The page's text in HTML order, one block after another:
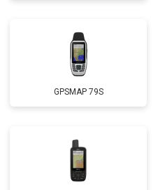
GPSMAP 79S